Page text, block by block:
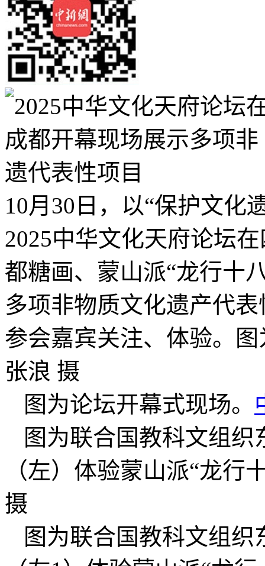
10月30日，以“保护文化
2025中华文化天府论坛
都糖画、蒙山派“龙行十
多项非物质文化遗产代
参会嘉宾关注、体验。
张浪 摄
图为论坛开幕式现场。
图为联合国教科文组
（左）体验蒙山派“龙行
摄
图为联合国教科文组